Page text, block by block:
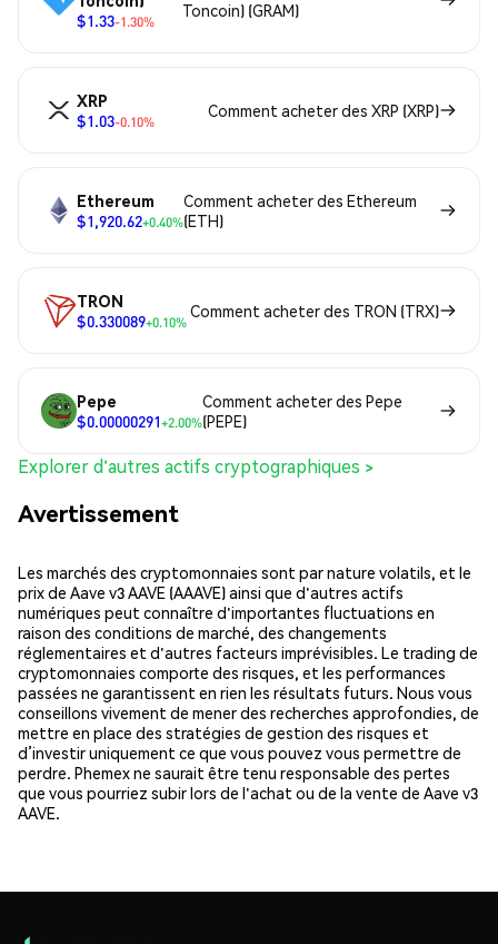
$1.33-1.30%
Toncoin) (GRAM)
XRP
$1.03-0.10%
Comment acheter des XRP (XRP)
Ethereum
$1,920.62+0.40%
Comment acheter des Ethereum
(ETH)
TRON
$0.330089+0.10%
Comment acheter des TRON (TRX)
Pepe
$0.00000291+2.00%
Comment acheter des Pepe
(PEPE)
Explorer d'autres actifs cryptographiques >
Avertissement
Les marchés des cryptomonnaies sont par nature volatils, et le
prix de Aave v3 AAVE (AAAVE) ainsi que d'autres actifs
numériques peut connaître d'importantes fluctuations en
raison des conditions de marché, des changements
réglementaires et d'autres facteurs imprévisibles. Le trading de
cryptomonnaies comporte des risques, et les performances
passées ne garantissent en rien les résultats futurs. Nous vous
conseillons vivement de mener des recherches approfondies, de
mettre en place des stratégies de gestion des risques et
d’investir uniquement ce que vous pouvez vous permettre de
perdre. Phemex ne saurait être tenu responsable des pertes
que vous pourriez subir lors de l'achat ou de la vente de Aave v3
AAVE.